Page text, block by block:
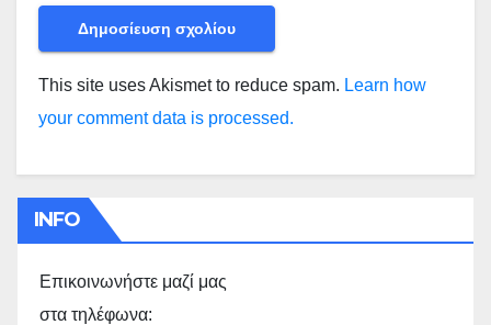
This site uses Akismet to reduce spam. Learn how
your comment data is processed.
INFO
Επικοινωνήστε μαζί μας
στα τηλέφωνα: